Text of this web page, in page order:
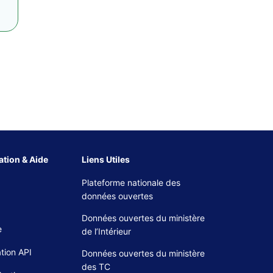
& Aide
API
Liens Utiles
Plateforme nationale des
données ouvertes
Données ouvertes du ministère
de l’Intérieur
Données ouvertes du ministère
des TC